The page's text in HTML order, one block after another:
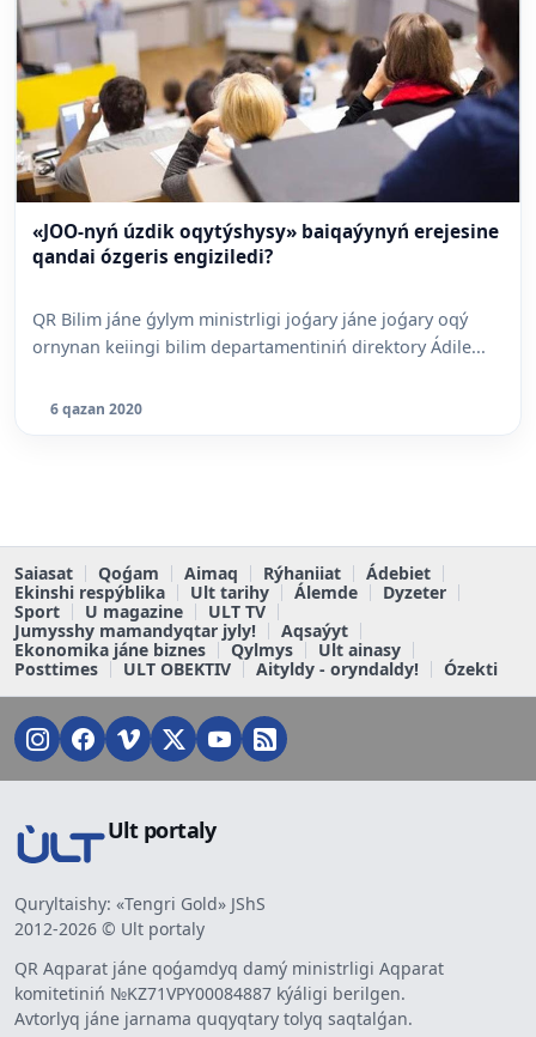
«JOO-nyń úzdik oqytýshysy» baiqaýynyń erejesine
qandai ózgeris engiziledi?
QR Bilim jáne ǵylym ministrligi joǵary jáne joǵary oqý
ornynan keiingi bilim departamentiniń direktory Ádile...
6 qazan 2020
Saiasat Qoǵam Aimaq Rýhaniiat
Ádebiet
Ekinshi respýblika
Ult tarihy Álemde
Dyzeter
Sport
U magazine
ULT TV
Jumysshy mamandyqtar jyly!
Aqsaýyt
Ekonomika jáne biznes
Qylmys
Ult ainasy
Posttimes
ULT OBEKTIV Aityldy - oryndaldy! Ózekti
Ult portaly
Quryltaishy: «Tengri Gold» JShS
2012-2026 © Ult portaly
QR Aqparat jáne qoǵamdyq damý ministrligi Aqparat
komitetiniń №KZ71VPY00084887 kýáligi berilgen.
Avtorlyq jáne jarnama quqyqtary tolyq saqtalǵan.